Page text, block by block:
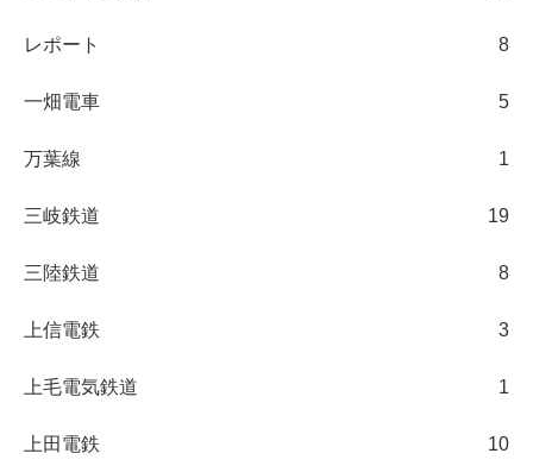
レポート 8
一畑電車 5
万葉線 1
三岐鉄道 19
三陸鉄道 8
上信電鉄 3
上毛電気鉄道 1
上田電鉄 10